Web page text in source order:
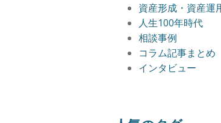
資産形成・資産運
人生100年時代
相談事例
コラム記事まとめ
インタビュー